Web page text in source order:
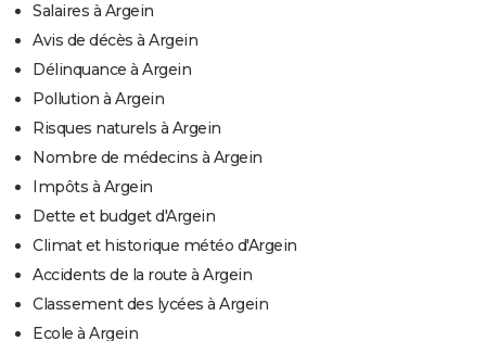
Salaires à Argein
Avis de décès à Argein
Délinquance à Argein
Pollution à Argein
Risques naturels à Argein
Nombre de médecins à Argein
Impôts à Argein
Dette et budget d'Argein
Climat et historique météo d'Argein
Accidents de la route à Argein
Classement des lycées à Argein
Ecole à Argein